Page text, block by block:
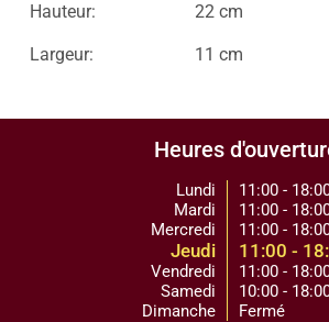
Hauteur: 22 cm
Largeur: 11 cm
Heures
Lundi
Mardi
Mercredi
Jeudi
Vendredi
Samedi
Dimanche
11:00 -
11:00 -
11:00 -
11:00 -
11:00 -
10:00 -
Fermé